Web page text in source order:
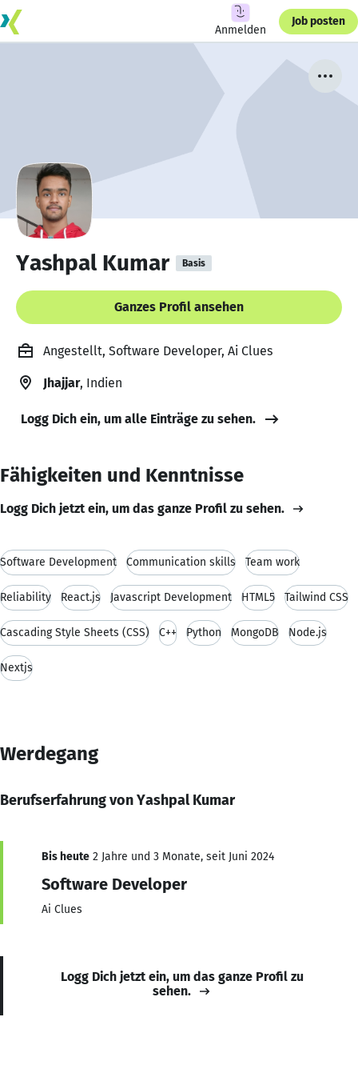
Anmelden
Job posten
Yashpal Kumar Basis
Ganzes Profil ansehen
Angestellt, Software Developer, Ai Clues
Jhajjar, Indien
Logg Dich ein, um alle Einträge zu sehen.
Fähigkeiten und Kenntnisse
Logg Dich jetzt ein, um das ganze Profil zu sehen.
Software Development Communication skills Team work
Reliability React.js Javascript Development HTML5 Tailwind CSS
Cascading Style Sheets (CSS) C++ Python MongoDB Node.js
Nextjs
Werdegang
Berufserfahrung von Yashpal Kumar
Bis heute 2 Jahre und 3 Monate, seit Juni 2024
Software Developer
Ai Clues
Logg Dich jetzt ein, um das ganze Profil zu
sehen.